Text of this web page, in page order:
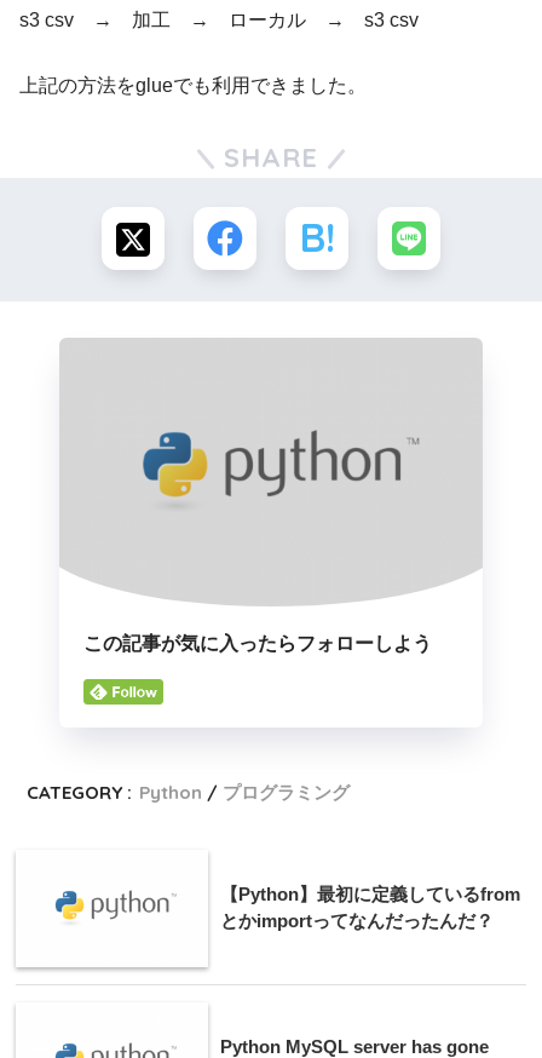
s3 csv → 加工 → ローカル → s3 csv
上記の方法をglueでも利用できました。
SHARE
この記事が気に入ったらフォローしよう
CATEGORY : Python プログラミング
【Python】最初に定義しているfrom
とかimportってなんだったんだ？
Python MySQL server has gone